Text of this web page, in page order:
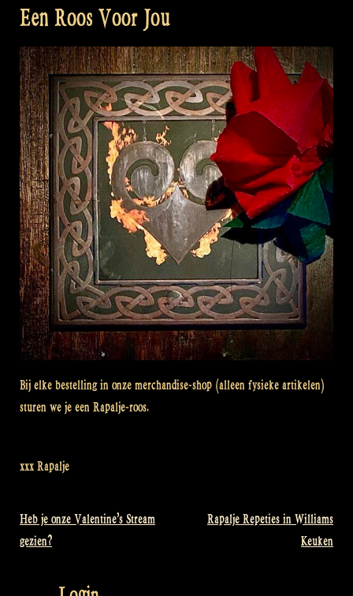
Een Roos Voor Jou
Bij elke bestelling in onze merchandise-shop (alleen fysieke artikelen)
sturen we je een Rapalje-roos.
xxx Rapalje
Bericht
Heb je onze Valentine’s Stream
gezien?
Rapalje Repeties in Williams
Keuken